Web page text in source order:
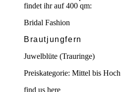
findet ihr auf 400 qm:
Bridal Fashion
Brautjungfern
Juwelblüte (Trauringe)
Preiskategorie: Mittel bis Hoch
find us here